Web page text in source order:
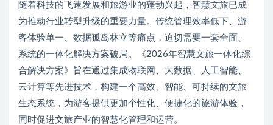
随着科技的飞速发展和旅游业的蓬勃兴起，智慧文旅已成
为推动行业转型升级的重要力量。传统管理效率低下、游
客体验单一、数据孤岛林立等痛点，迫切需要一套全面、
系统的一体化解决方案破局。《2026年智慧文旅一体化综
合解决方案》旨在通过集成物联网、大数据、人工智能、
云计算等先进技术，构建一个高效、智能、可持续的文旅
生态系统，为游客提供更加个性化、便捷化的旅游体验，
同时促进文旅产业的智慧化管理和运营。